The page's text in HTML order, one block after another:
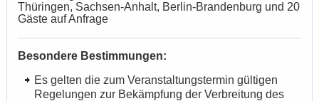
Thüringen, Sachsen-Anhalt, Berlin-Brandenburg und 20
Gäste auf Anfrage
Besondere Bestimmungen:
Es gelten die zum Veranstaltungstermin gültigen
Regelungen zur Bekämpfung der Verbreitung des